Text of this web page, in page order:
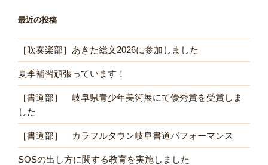
最近の投稿
［吹奏楽部］あきた総文2026に参加しました
夏季補習頑張っています！
［書道部］ 岐阜県青少年美術展にて優秀賞を受賞しま
した
［書道部］ カラフルタウン岐阜書道パフォーマンス
SOSの出し方に関する教育を実施しました